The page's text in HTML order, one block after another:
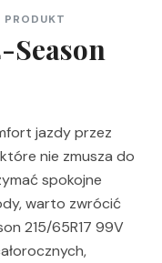
PRODUKT
Season
jazdy przez
nie zmusza do
spokojne
warto zwrócić
215/65R17 99V